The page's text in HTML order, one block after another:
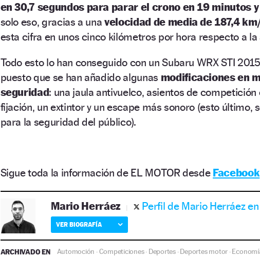
en 30,7 segundos para parar el crono en 19 minutos
solo eso, gracias a unavelocidad de media de 187,4
esta cifra en unos cinco kilómetros por hora respecto a
Todo esto lo han conseguido con un Subaru WRX STI
puesto que se han añadido algunas modificaciones en
seguridad: una jaula antivuelco, asientos de competición
fijación, un extintor y un escape más sonoro (esto último,
para la seguridad del público).
Sigue toda la información de EL MOTOR desde Facebook
Mario Herráez Perfil de Mario Herráez
VER BIOGRAFÍA
ARCHIVADO EN Automoción ·Competiciones· Deportes ·Deportes motor ·